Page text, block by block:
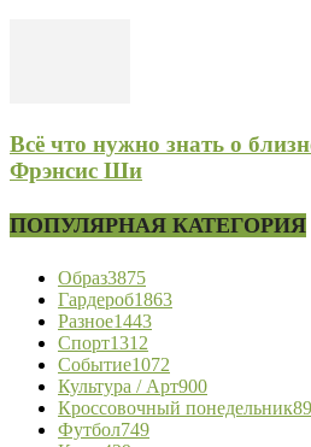
Всё что нужно знать о
Фрэнсис Ши
ПОПУЛЯРНАЯ КАТЕГОРИЯ
Образ3875
Гардероб1863
Разное1443
Спорт1312
Событие1072
Культура / Арт900
Кроссовочный понедельник
Футбол749